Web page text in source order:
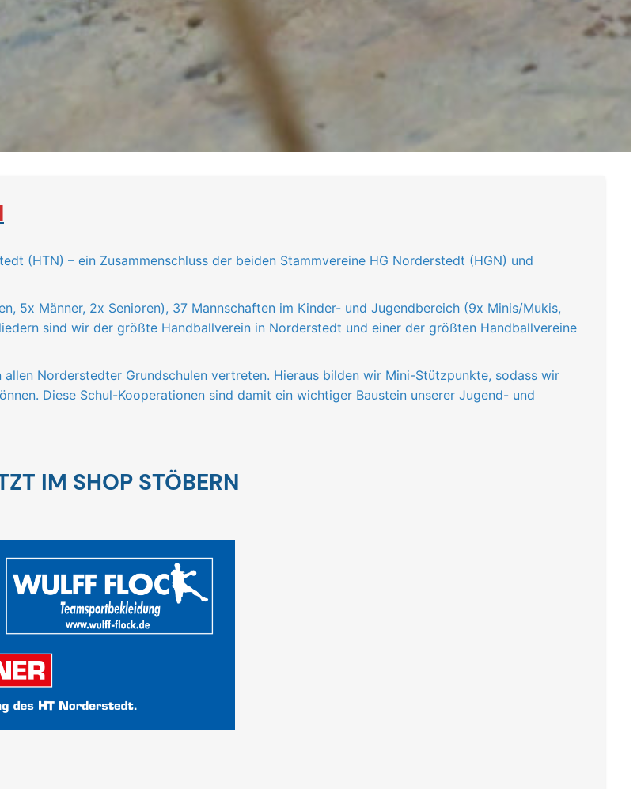
(HTN) – ein Zusammenschluss der beiden Stammvereine HG Norderstedt (HGN) und
5x Männer, 2x Senioren), 37 Mannschaften im Kinder- und Jugendbereich (9x Minis/Mukis,
sind wir der größte Handballverein in Norderstedt und einer der größten Handballvereine
Norderstedter Grundschulen vertreten. Hieraus bilden wir Mini-Stützpunkte, sodass wir
Diese Schul-Kooperationen sind damit ein wichtiger Baustein unserer Jugend- und
IM SHOP STÖBERN